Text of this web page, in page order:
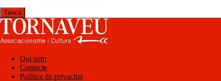
Tanca
Qui som
Contacte
Política de privacitat